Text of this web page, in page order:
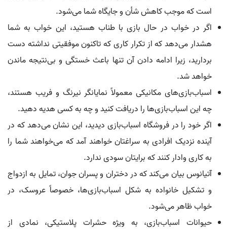
است که موجب کاهش شأن و جایگاه شما می‌شود.
اگر در خواب در حال بازی با طناب هستید، این خواب به شما
هشدار می‌دهد که از تکرار کاری که تاکنون موفقیتی نداشته دست
بردارید، زیرا ادامه دادن آن تنها باعث خستگی و بی‌نتیجه ماندن
خواهد شد.
اسباب‌بازی‌های مکانیکی معمولاً نمایانگر نیرنگ و فریب هستند،
چه این اسباب‌بازی‌ها را دریافت کنید و چه به کسی هدیه دهید.
اگر خود را در فروشگاه اسباب‌بازی دیدید، این نشان می‌دهد که در
آینده نزدیک افرادی به سراغتان خواهند آمد که می‌خواهند شما را
به کاری وادار کنند که برایتان سودی ندارد.
آتیانوس بیان می‌کند که در دختران و پسران جوان، تمایل به ازدواج
و تشکیل خانواده به شکل اسباب‌بازی‌ها، خصوصاً عروسک، در
خواب ظاهر می‌شود.
حیوانات اسباب‌بازی، به ویژه حشرات پلاستیکی، نمادی از